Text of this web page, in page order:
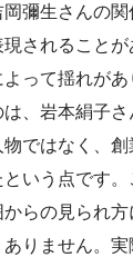
彌生さんの
されること
って揺れがあ
、岩本絹子
ではなく、
いう点です
らの見られ
りません。